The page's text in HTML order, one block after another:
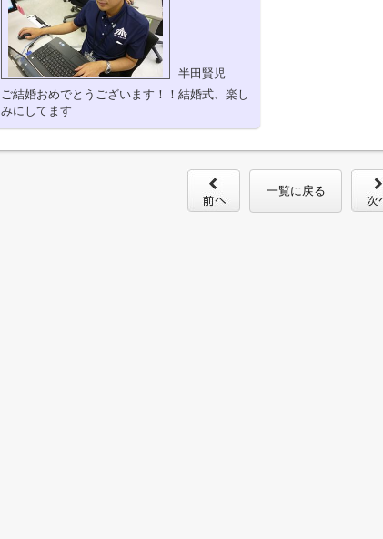
半田賢児
ご結婚おめでとうございます！！結婚式、楽し
みにしてます
一覧に戻る